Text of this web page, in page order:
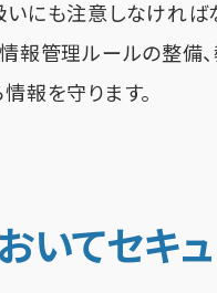
にも注意しなければ
報管理ルールの整備
報を守ります。
いてセキ